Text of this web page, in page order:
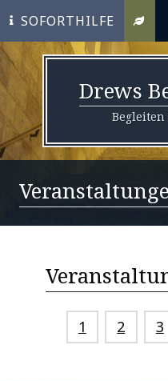
SOFORTHILFE
Drews
1 2 3